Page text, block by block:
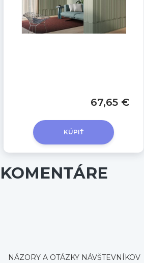
67,65 €
KÚPIŤ
KOMENTÁRE
NÁZORY A OTÁZKY NÁVŠTEVNÍKOV